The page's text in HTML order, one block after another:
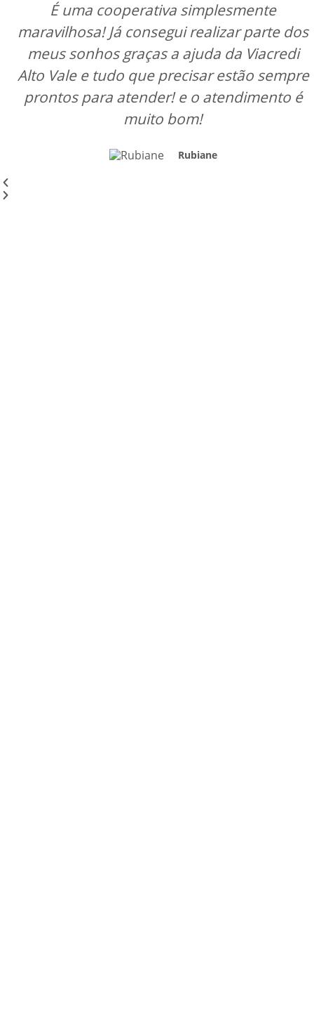
É uma cooperativa simplesmente
maravilhosa! Já consegui realizar parte dos
meus sonhos graças a ajuda da Viacredi
Alto Vale e tudo que precisar estão sempre
prontos para atender! e o atendimento é
muito bom!
Rubiane